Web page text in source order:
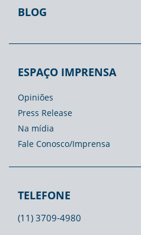
BLOG
ESPAÇO IMPRENSA
Opiniões
Press Release
Na mídia
Fale Conosco/Imprensa
TELEFONE
(11) 3709-4980